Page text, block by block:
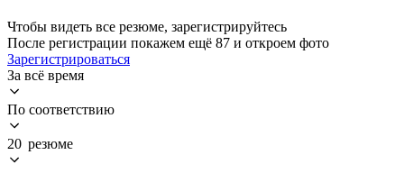
Чтобы видеть все резюме, зарегистрируйтесь
После регистрации покажем ещё 87 и откроем фото
Зарегистрироваться
За всё время
По соответствию
20 резюме